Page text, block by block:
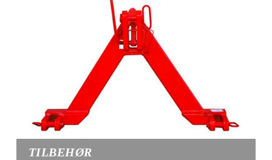
TILBEHØR